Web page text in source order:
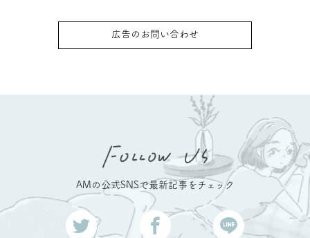
広告のお問い合わせ
AMの公式SNSで最新記事をチェック